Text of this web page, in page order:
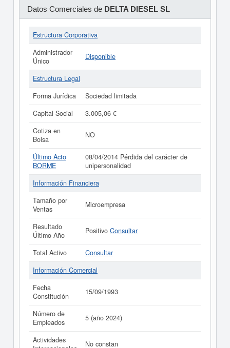
Datos Comerciales de DELTA DIESEL SL
Estructura Corporativa
Administrador
Único
Disponible
Estructura Legal
Forma Jurídica
Sociedad limitada
Capital Social
3.005,06 €
Cotiza en
Bolsa
NO
Último Acto
BORME
08/04/2014 Pérdida del carácter de
unipersonalidad
Información Financiera
Tamaño por
Ventas
Microempresa
Resultado
Último Año
Positivo Consultar
Total Activo
Consultar
Información Comercial
Fecha
Constitución
15/09/1993
Número de
Empleados
5 (año 2024)
Actividades
No constan